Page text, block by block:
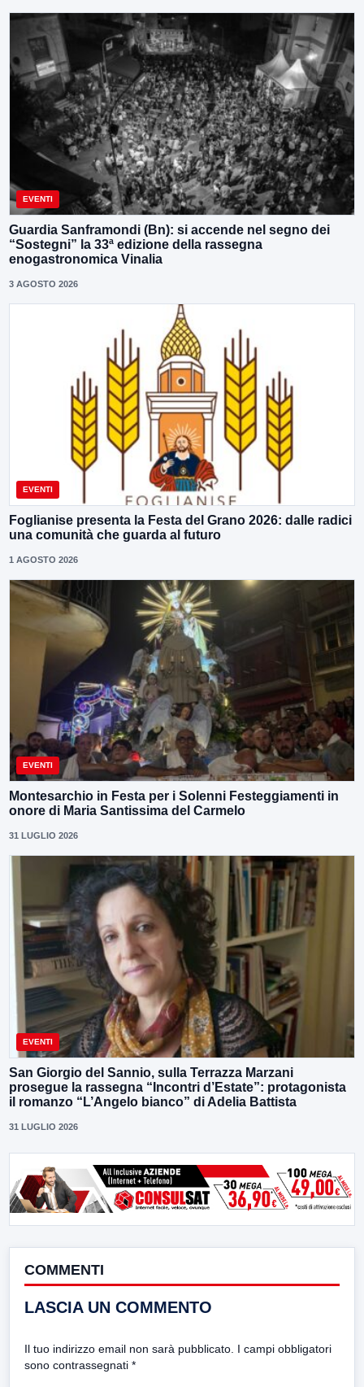
EVENTI
Guardia Sanframondi (Bn): si accende nel segno dei
“Sostegni” la 33ª edizione della rassegna
enogastronomica Vinalia
3 AGOSTO 2026
EVENTI
Foglianise presenta la Festa del Grano 2026: dalle radici
una comunità che guarda al futuro
1 AGOSTO 2026
EVENTI
Montesarchio in Festa per i Solenni Festeggiamenti in
onore di Maria Santissima del Carmelo
31 LUGLIO 2026
EVENTI
San Giorgio del Sannio, sulla Terrazza Marzani
prosegue la rassegna “Incontri d’Estate”: protagonista
il romanzo “L’Angelo bianco” di Adelia Battista
31 LUGLIO 2026
COMMENTI
LASCIA UN COMMENTO
Il tuo indirizzo email non sarà pubblicato. I campi obbligatori
sono contrassegnati *